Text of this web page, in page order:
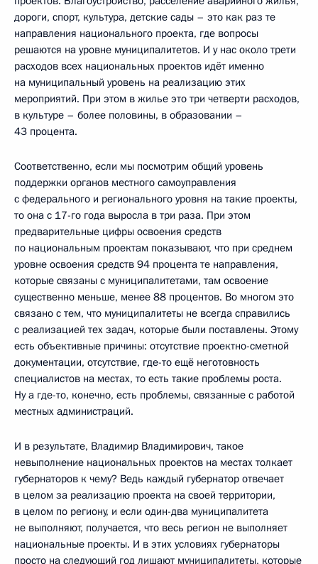
дороги, спорт, культура, детские сады – это как раз те
направления национального проекта, где вопросы
решаются на уровне муниципалитетов. И у нас около трети
расходов всех национальных проектов идёт именно
на муниципальный уровень на реализацию этих
мероприятий. При этом в жилье это три четверти расходов,
в культуре – более половины, в образовании –
43 процента.
Соответственно, если мы посмотрим общий уровень
поддержки органов местного самоуправления
с федерального и регионального уровня на такие проекты,
то она с 17-го года выросла в три раза. При этом
предварительные цифры освоения средств
по национальным проектам показывают, что при среднем
уровне освоения средств 94 процента те направления,
которые связаны с муниципалитетами, там освоение
существенно меньше, менее 88 процентов. Во многом это
связано с тем, что муниципалитеты не всегда справились
с реализацией тех задач, которые были поставлены. Этому
есть объективные причины: отсутствие проектно-сметной
документации, отсутствие, где-то ещё неготовность
специалистов на местах, то есть такие проблемы роста.
Ну а где-то, конечно, есть проблемы, связанные с работой
местных администраций.
И в результате, Владимир Владимирович, такое
невыполнение национальных проектов на местах толкает
губернаторов к чему? Ведь каждый губернатор отвечает
в целом за реализацию проекта на своей территории,
в целом по региону, и если один-два муниципалитета
не выполняют, получается, что весь регион не выполняет
национальные проекты. И в этих условиях губернаторы
просто на следующий год лишают муниципалитеты, которые